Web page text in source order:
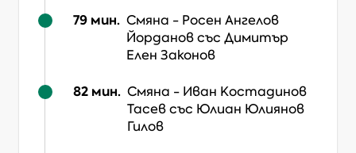
79 мин. Смяна - Росен Ангелов
Йордановсъс Димитър
Елен Законов
82 мин. Смяна - Иван Костадинов
Тасевсъс Юлиан Юлиянов
Гилов